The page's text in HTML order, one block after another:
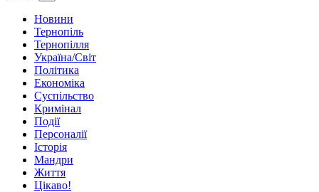
Новини
Тернопіль
Тернопілля
Україна/Світ
Політика
Економіка
Суспільство
Кримінал
Події
Персоналії
Історія
Мандри
Життя
Цікаво!